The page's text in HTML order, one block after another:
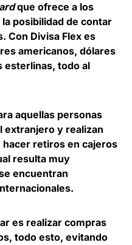
que ofrece a los
posibilidad de contar
Con Divisa Flex es
americanos, dólares
esterlinas, todo al
aquellas personas
extranjero y realizan
hacer retiros en cajeros
resulta muy
encuentran
es realizar compras
, todo esto, evitando